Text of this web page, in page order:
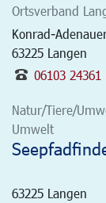
Ortsverband
Konrad-
63225 Langen
06103 24361
Natur/Tiere/
Umwelt
63225 Langen